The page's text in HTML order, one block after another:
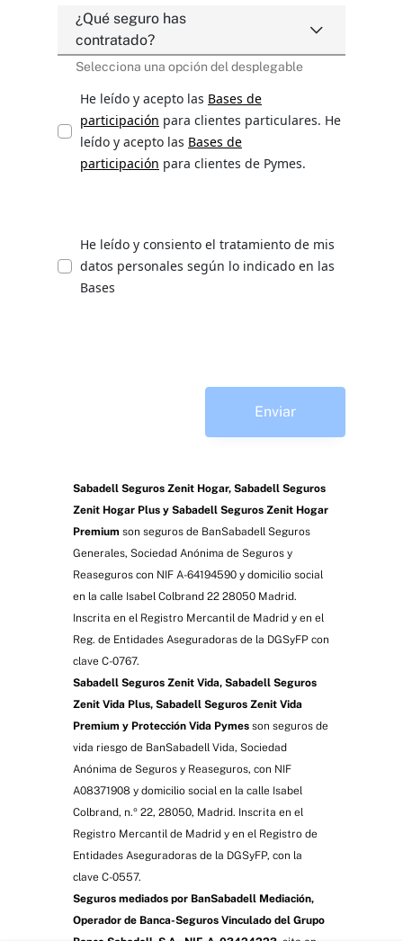
¿Qué seguro has
contratado?
Selecciona una opción del desplegable
He leído y acepto las Bases de
participación para clientes particulares. He
leído y acepto las Bases de
participación para clientes de Pymes.
He leído y consiento el tratamiento de mis
datos personales según lo indicado en las
Bases
Enviar
Sabadell Seguros Zenit Hogar, Sabadell Seguros
Zenit Hogar Plus y Sabadell Seguros Zenit Hogar
Premium son seguros de BanSabadell Seguros
Generales, Sociedad Anónima de Seguros y
Reaseguros con NIF A-64194590 y domicilio social
en la calle Isabel Colbrand 22 28050 Madrid.
Inscrita en el Registro Mercantil de Madrid y en el
Reg. de Entidades Aseguradoras de la DGSyFP con
clave C-0767.
Sabadell Seguros Zenit Vida, Sabadell Seguros
Zenit Vida Plus, Sabadell Seguros Zenit Vida
Premium y Protección Vida Pymesson seguros de
vida riesgo de BanSabadell Vida, Sociedad
Anónima de Seguros y Reaseguros, con NIF
A08371908 y domicilio social en la calle Isabel
Colbrand, n.º 22, 28050, Madrid. Inscrita en el
Registro Mercantil de Madrid y en el Registro de
Entidades Aseguradoras de la DGSyFP, con la
clave C-0557.
Seguros mediados por BanSabadell Mediación,
Operador de Banca-Seguros Vinculado del Grupo